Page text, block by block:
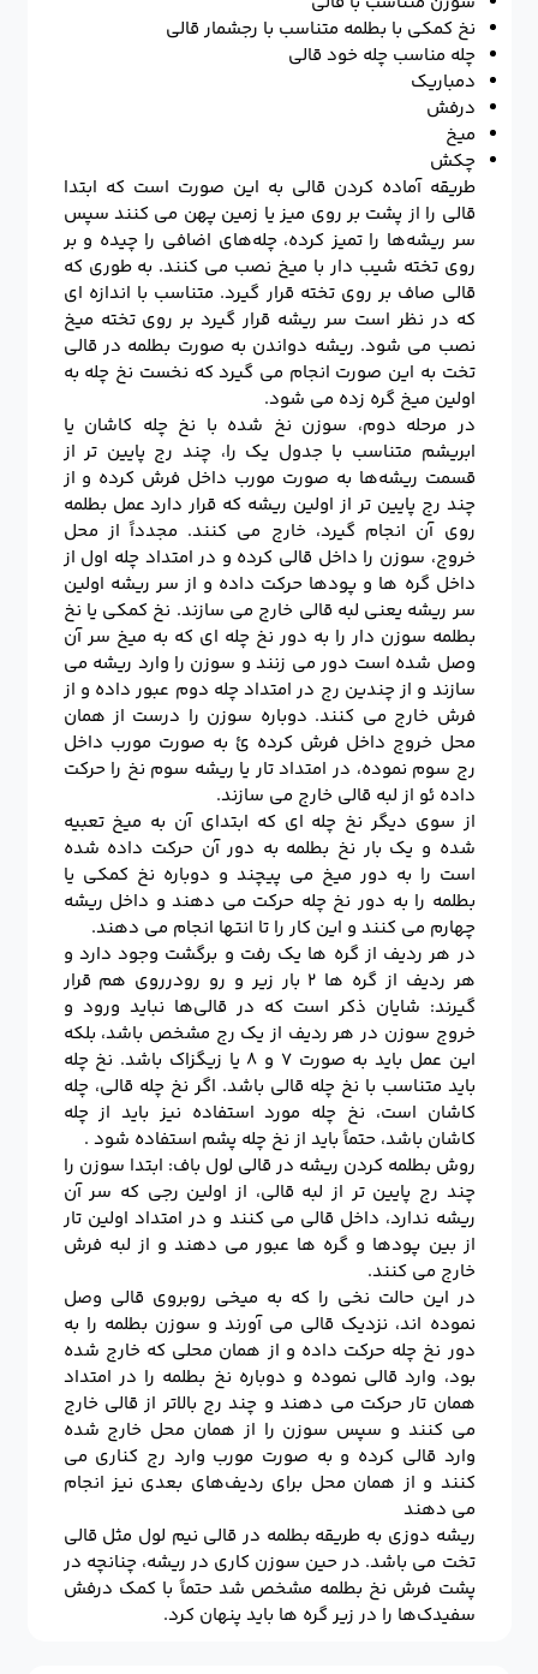
نخ کمکی با بطلمه متناسب با رجشمار قالی
چله مناسب چله خود قالی
دمباریک
درفش
میخ
چکش
طریقه آماده کردن قالی به این صورت است که ابتدا
قالی را از پشت بر روی میز یا زمین پهن می کنند سپس
سر ریشه‌ها را تمیز کرده، چله‌های اضافی را چیده و بر
روی تخته شیب دار با میخ نصب می کنند. به طوری که
قالی صاف بر روی تخته قرار گیرد. متناسب با اندازه ای
که در نظر است سر ریشه قرار گیرد بر روی تخته میخ
نصب می شود. ریشه دواندن به صورت بطلمه در قالی
تخت به این صورت انجام می گیرد که نخست نخ چله به
اولین میخ گره زده می شود.
در مرحله دوم، سوزن نخ شده با نخ چله کاشان یا
ابریشم متناسب با جدول یک را، چند رج پایین تر از
قسمت ریشه‌ها به صورت مورب داخل فرش کرده و از
چند رج پایین تر از اولین ریشه که قرار دارد عمل بطلمه
روی آن انجام گیرد، خارج می کنند. مجدداً از محل
خروج، سوزن را داخل قالی کرده و در امتداد چله اول از
داخل گره ها و پودها حرکت داده و از سر ریشه اولین
سر ریشه یعنی لبه قالی خارج می سازند. نخ کمکی یا نخ
بطلمه سوزن دار را به دور نخ چله ای که به میخ سر آن
وصل شده است دور می زنند و سوزن را وارد ریشه می
سازند و از چندین رج در امتداد چله دوم عبور داده و از
فرش خارج می کنند. دوباره سوزن را درست از همان
محل خروج داخل فرش کرده ئ به صورت مورب داخل
رج سوم نموده، در امتداد تار یا ریشه سوم نخ را حرکت
داده ئو از لبه قالی خارج می سازند.
از سوی دیگر نخ چله ای که ابتدای آن به میخ تعبیه
شده و یک بار نخ بطلمه به دور آن حرکت داده شده
است را به دور میخ می پیچند و دوباره نخ کمکی یا
بطلمه را به دور نخ چله حرکت می دهند و داخل ریشه
چهارم می کنند و این کار را تا انتها انجام می دهند.
در هر ردیف از گره ها یک رفت و برگشت وجود دارد و
هر ردیف از گره ها ۲ بار زیر و رو رودرروی هم قرار
گیرند: شایان ذکر است که در قالی‌ها نباید ورود و
خروج سوزن در هر ردیف از یک رج مشخص باشد، بلکه
این عمل باید به صورت ۷ و ۸ یا زیگزاک باشد. نخ چله
باید متناسب با نخ چله قالی باشد. اگر نخ چله قالی، چله
کاشان است، نخ چله مورد استفاده نیز باید از چله
کاشان باشد، حتماً باید از نخ چله پشم استفاده شود .
روش بطلمه کردن ریشه در قالی لول باف: ابتدا سوزن را
چند رج پایین تر از لبه قالی، از اولین رجی که سر آن
ریشه ندارد، داخل قالی می کنند و در امتداد اولین تار
از بین پودها و گره ها عبور می دهند و از لبه فرش
خارج می کنند.
در این حالت نخی را که به میخی روبروی قالی وصل
نموده اند، نزدیک قالی می آورند و سوزن بطلمه را به
دور نخ چله حرکت داده و از همان محلی که خارج شده
بود، وارد قالی نموده و دوباره نخ بطلمه را در امتداد
همان تار حرکت می دهند و چند رج بالاتر از قالی خارج
می کنند و سپس سوزن را از همان محل خارج شده
وارد قالی کرده و به صورت مورب وارد رج کناری می
کنند و از همان محل برای ردیف‌های بعدی نیز انجام
می دهند
ریشه دوزی به طریقه بطلمه در قالی نیم لول مثل قالی
تخت می باشد. در حین سوزن کاری در ریشه، چنانچه در
پشت فرش نخ بطلمه مشخص شد حتماً با کمک درفش
سفیدک‌ها را در زیر گره ها باید پنهان کرد.